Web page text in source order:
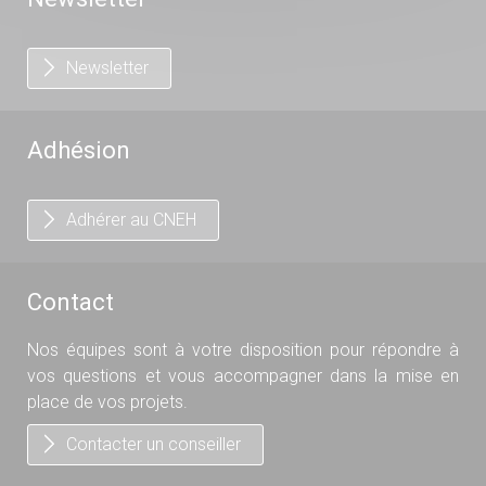
Newsletter
Adhésion
Adhérer au CNEH
Contact
Nos équipes sont à votre disposition pour répondre à
vos questions et vous accompagner dans la mise en
place de vos projets.
Contacter un conseiller